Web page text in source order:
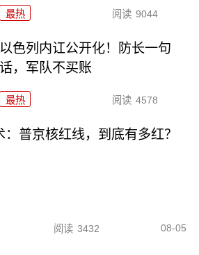
最热 阅读 9044
以色列内讧公开化！防长一句
话，军队不买账
最热 阅读 4578
普京核红线，到底有多红？
阅读 3432 08-05